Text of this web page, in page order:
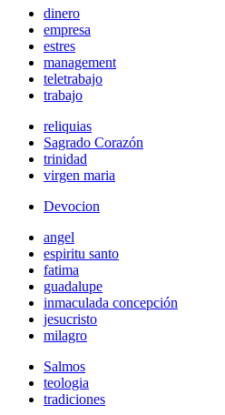
dinero
empresa
estres
management
teletrabajo
trabajo
reliquias
Sagrado Corazón
trinidad
virgen maria
Devocion
angel
espiritu santo
fatima
guadalupe
inmaculada concepción
jesucristo
milagro
Salmos
teologia
tradiciones